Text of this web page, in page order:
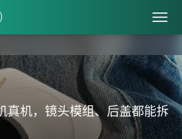
真机，镜头模组、后盖都能拆